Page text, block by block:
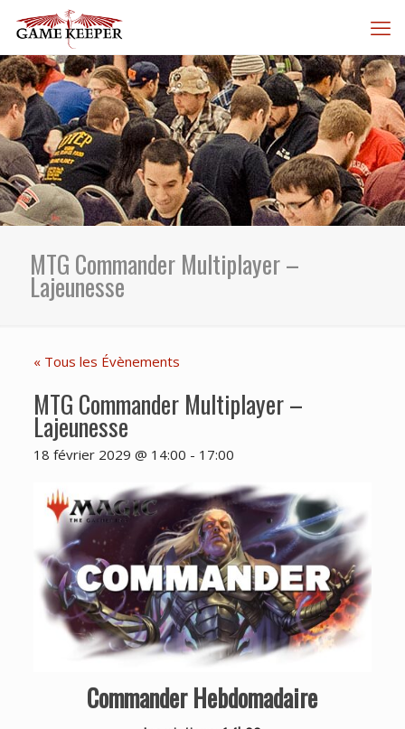
MTG Commander Multiplayer –
Lajeunesse
« Tous les Évènements
MTG Commander Multiplayer –
Lajeunesse
18 février 2029 @ 14:00 - 17:00
Commander Hebdomadaire